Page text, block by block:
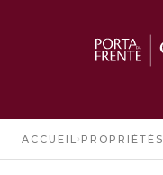
ACCUEIL › PROPRIÉTÉS